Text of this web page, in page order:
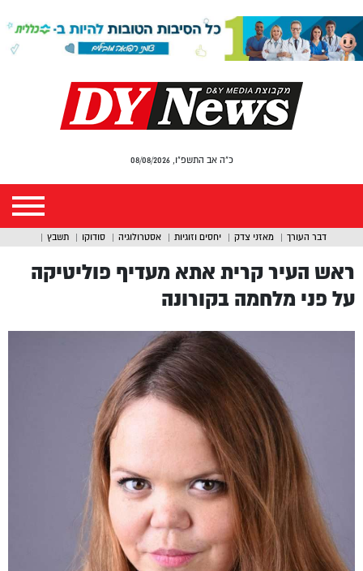
כ"ה אב התשפ"ו, 08/08/2026
דבר העורך מאזני צדק יחסים וזוגיות אסטרולוגיה סודוקו תשבץ
ראש העיר קרית אתא מעדיף פוליטיקה
על פני מלחמה בקורונה